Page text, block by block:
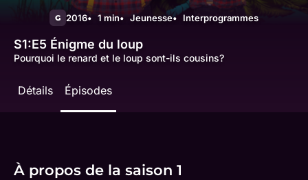
G 2016 1 min Jeunesse Interprogrammes
S1:E5 Énigme du loup
Pourquoi le renard et le loup sont-ils cousins?
Détails Épisodes
À propos de la saison 1